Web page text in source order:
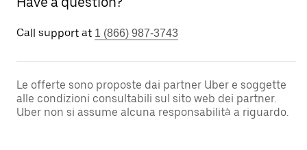
Call support at 1 (866) 987-3743
Le offerte sono proposte dai partner Uber e soggette
alle condizioni consultabili sul sito web dei partner.
Uber non si assume alcuna responsabilità a riguardo.